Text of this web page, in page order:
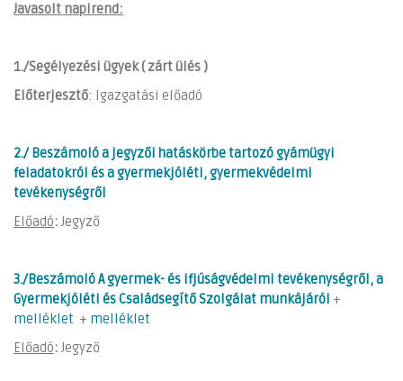
Javasolt napirend:
1./Segélyezési ügyek ( zárt ülés )
Előterjesztő: Igazgatási előadó
2./ Beszámoló a jegyzői hatáskörbe tartozó gyámügyi
feladatokról és a gyermekjóléti, gyermekvédelmi
tevékenységről
Előadó: Jegyző
3./BeszámolóA gyermek- és ifjúságvédelmi tevékenységről, a
Gyermekjóléti és Családsegítő Szolgálat munkájáról +
melléklet + melléklet
Előadó: Jegyző